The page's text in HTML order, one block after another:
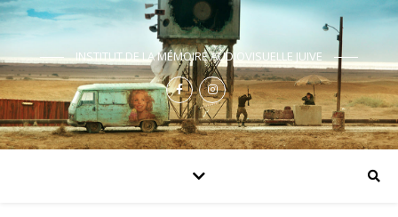
INSTITUT DE LA MÉMOIRE AUDIOVISUELLE JUIVE